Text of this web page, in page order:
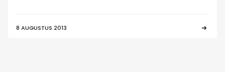
8 AUGUSTUS 2013